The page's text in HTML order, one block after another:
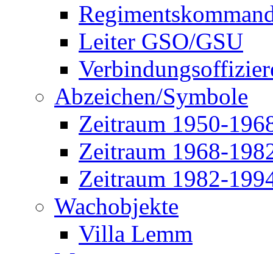
Leiter GSO/GSU
Abzeichen/Symbole
Zeitraum 1950-
Zeitraum 1968-
Zeitraum 1982-
Wachobjekte
Villa Lemm